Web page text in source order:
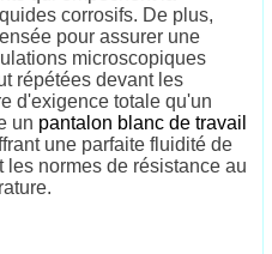
corrosifs. De plus,
pour assurer une
microscopiques
répétées devant les
d'exigence totale qu'un
un pantalon blanc de travail
une parfaite fluidité de
les normes de résistance au